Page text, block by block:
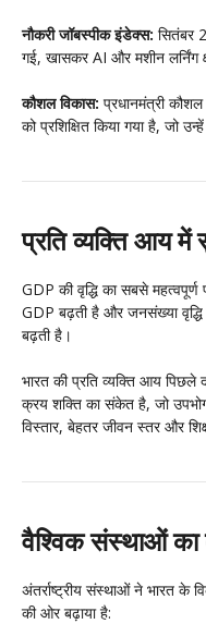
नौकरी जॉबस्पीक इंडेक्स: सितंबर
गई, खासकर AI और मशीन
कौशल विकास: प्रधानमंत्री
को प्रशिक्षित किया गया है, जो
प्रति व्यक्ति आय में
GDP की वृद्धि का सबसे
GDP बढ़ती है और जनसंख्या
बढ़ती है।
भारत की प्रति व्यक्ति आय
क्रय शक्ति का संकेत है, जो
विस्तार, बेहतर जीवन स्तर और
वैश्विक संस्थाओं का
अंतर्राष्ट्रीय संस्थाओं ने भारत के
की ओर बढ़ाया है: